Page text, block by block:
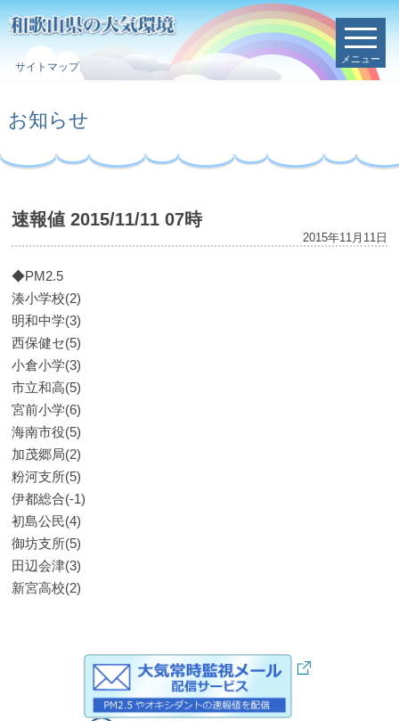
サイトマップ
メニュー
お知らせ
速報値 2015/11/11 07時
2015年11月11日
◆PM2.5
湊小学校(2)
明和中学(3)
西保健セ(5)
小倉小学(3)
市立和高(5)
宮前小学(6)
海南市役(5)
加茂郷局(2)
粉河支所(5)
伊都総合(-1)
初島公民(4)
御坊支所(5)
田辺会津(3)
新宮高校(2)